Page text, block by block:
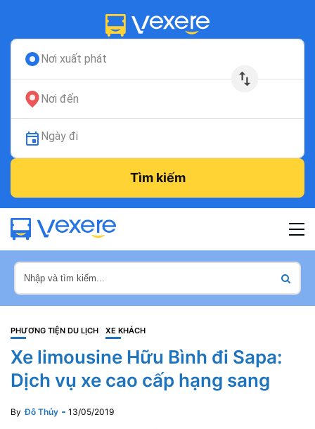
Nơi xuất phát
Nơi đến
Ngày đi
Tìm kiếm
PHƯƠNG TIỆN DU LỊCH XE KHÁCH
Xe limousine Hữu Bình đi Sapa:
Dịch vụ xe cao cấp hạng sang
By Đỗ Thủy 13/05/2019